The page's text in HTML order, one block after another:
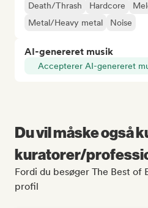
Death/Thrash Hardcore
Metal/Heavy metal
Noise
AI-genereret musik
Accepterer AI-genereret
Du vil måske også
kuratorer/
Fordi du besøger The Best
profil